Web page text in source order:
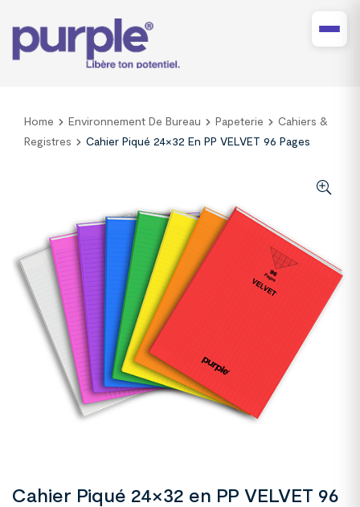
Home Environnement De Bureau Papeterie
Cahiers &
Registres
Cahier Piqué 24×32 En PP VELVET 96 Pages
Cahier Piqué 24×32 en PP VELVET 96